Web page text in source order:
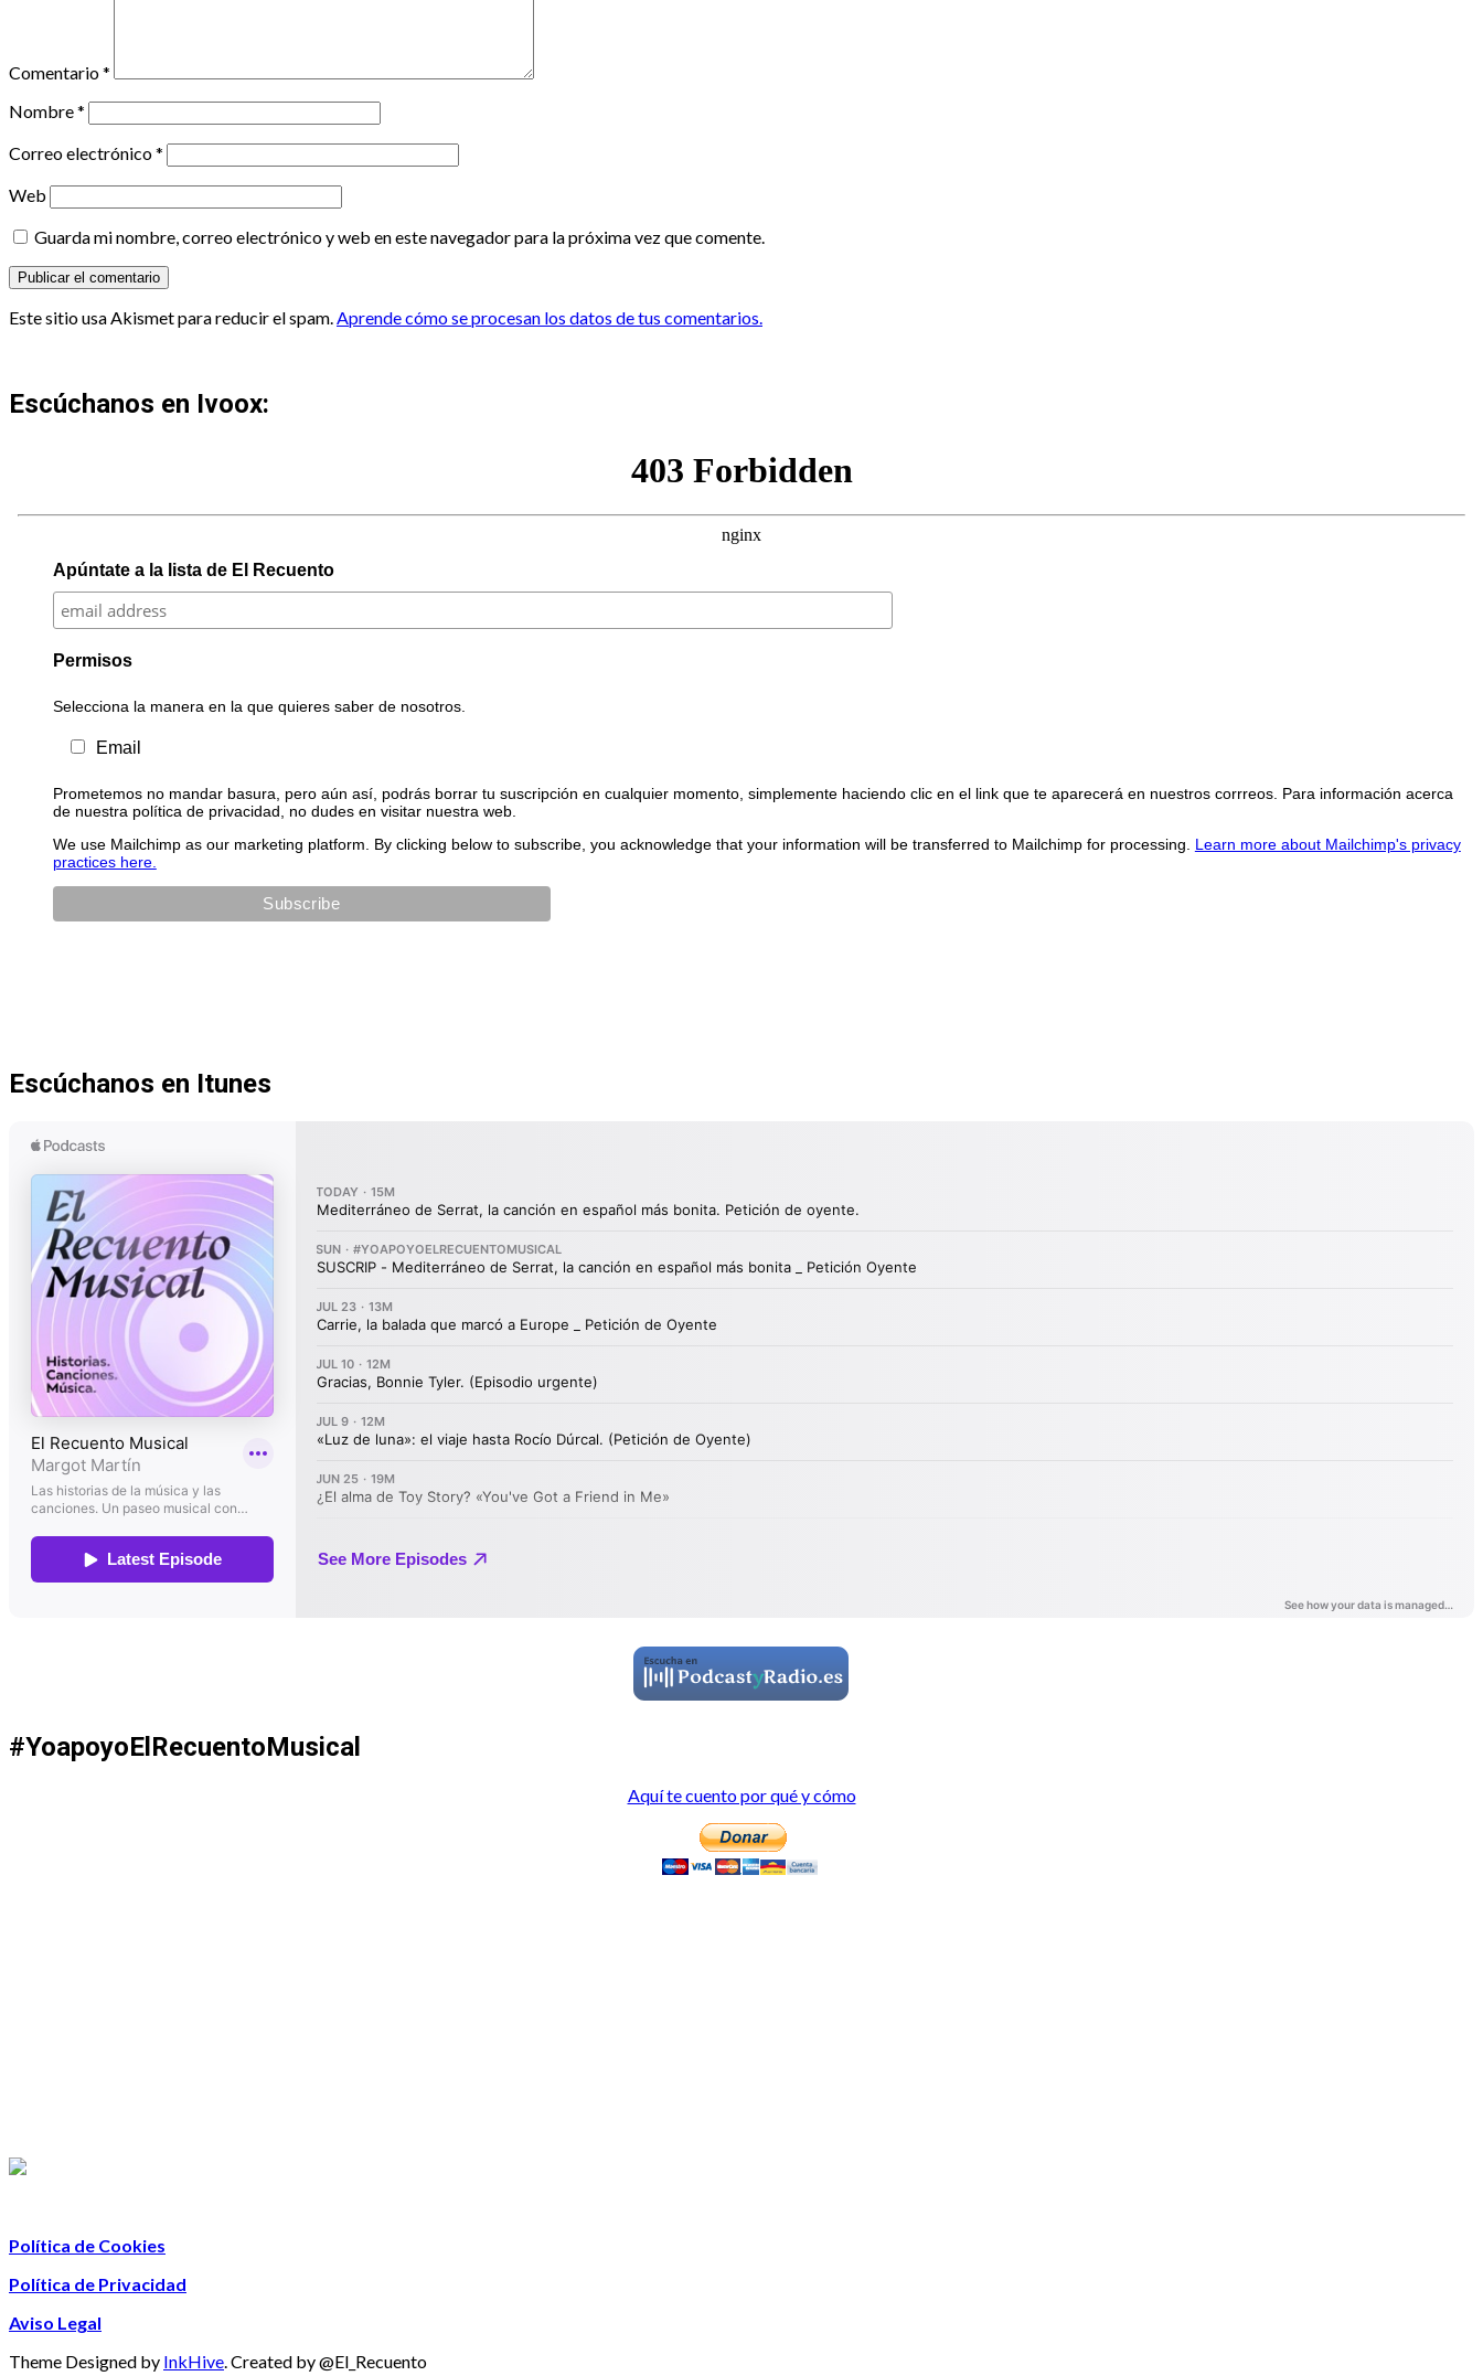
Comentario*
Nombre*
Correo electrónico*
Web
Guarda mi nombre, correo electrónico y web en este navegador para la próxima vez que comente.
Este sitio usa Akismet para reducir el spam.Aprende cómo se procesan los datos de tus comentarios.
Escúchanos en Ivoox:
Apúntate a la lista de El Recuento
Permisos
Selecciona la manera en la que quieres saber de nosotros.
Email
Prometemos no mandar basura, pero aún así, podrás borrar tu suscripción en cualquier momento, simplemente haciendo clic en el link que te aparecerá en nuestros corrreos. Para información acerca
de nuestra política de privacidad, no dudes en visitar nuestra web.
We use Mailchimp as our marketing platform. By clicking below to subscribe, you acknowledge that your information will be transferred to Mailchimp for processing. Learn more about Mailchimp's privacy
practices here.
Escúchanos en Itunes
#YoapoyoElRecuentoMusical
Aquí te cuento por qué y cómo
Política de Cookies
Política de Privacidad
Aviso Legal
Theme Designed by InkHive Created by @El_Recuento